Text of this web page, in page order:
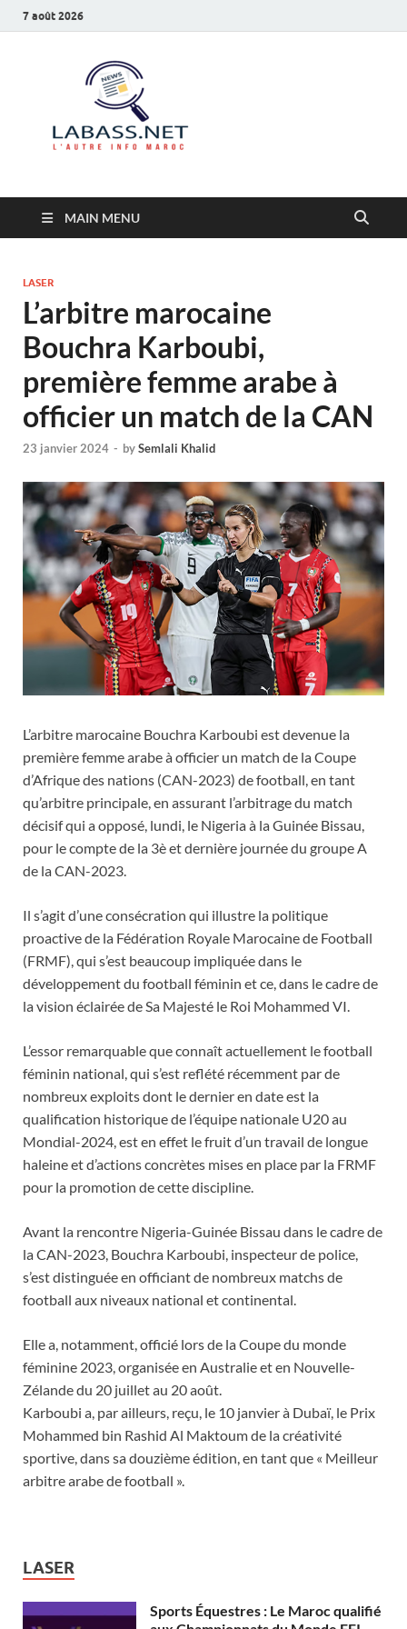
7 août 2026
MAIN MENU
LASER
L’arbitre marocaine
Bouchra Karboubi,
première femme arabe à
officier un match de la CAN
23 janvier 2024 - bySemlali Khalid
L’arbitre marocaine Bouchra Karboubi est devenue la
première femme arabe à officier un match de la Coupe
d’Afrique des nations (CAN-2023) de football, en tant
qu’arbitre principale, en assurant l’arbitrage du match
décisif qui a opposé, lundi, le Nigeria à la Guinée Bissau,
pour le compte de la 3è et dernière journée du groupe A
de la CAN-2023.
Il s’agit d’une consécration qui illustre la politique
proactive de la Fédération Royale Marocaine de Football
(FRMF), qui s’est beaucoup impliquée dans le
développement du football féminin et ce, dans le cadre de
la vision éclairée de Sa Majesté le Roi Mohammed VI.
L’essor remarquable que connaît actuellement le football
féminin national, qui s’est reflété récemment par de
nombreux exploits dont le dernier en date est la
qualification historique de l’équipe nationale U20 au
Mondial-2024, est en effet le fruit d’un travail de longue
haleine et d’actions concrètes mises en place par la FRMF
pour la promotion de cette discipline.
Avant la rencontre Nigeria-Guinée Bissau dans le cadre de
la CAN-2023, Bouchra Karboubi, inspecteur de police,
s’est distinguée en officiant de nombreux matchs de
football aux niveaux national et continental.
Elle a, notamment, officié lors de la Coupe du monde
féminine 2023, organisée en Australie et en Nouvelle-
Zélande du 20 juillet au 20 août.
Karboubi a, par ailleurs, reçu, le 10 janvier à Dubaï, le Prix
Mohammed bin Rashid Al Maktoum de la créativité
sportive, dans sa douzième édition, en tant que « Meilleur
arbitre arabe de football ».
LASER
Sports Équestres : Le Maroc qualifié